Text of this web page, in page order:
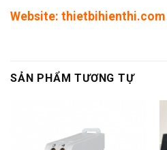
Website: thietbihienthi.com
SẢN PHẨM TƯƠNG TỰ